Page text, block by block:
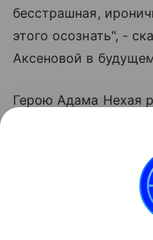
бесстрашная,
этого осознать", -
Аксеновой в
Герою Адама Нехая
неудачливый, но
полностью
Баранов добавил,